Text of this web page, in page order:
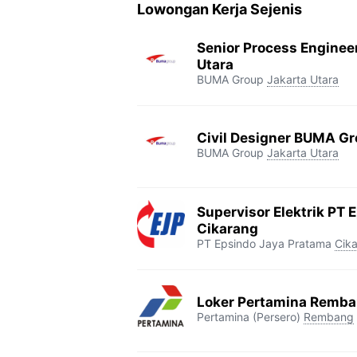
Lowongan Kerja Sejenis
Senior Process
Utara
BUMA Group Jakarta Utara
Civil Designer BUMA
BUMA Group Jakarta Utara
Supervisor Elektrik PT
Cikarang
PT Epsindo Jaya Pratama
Loker Pertamina
Pertamina (Persero) Rembang